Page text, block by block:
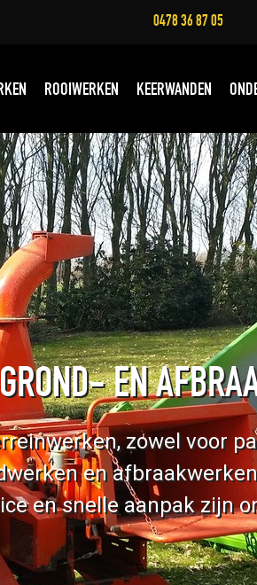
0478 36 87 05
ROOIWERKEN KEERWANDEN
EN
zowel voor
en
en snelle aanpak zijn